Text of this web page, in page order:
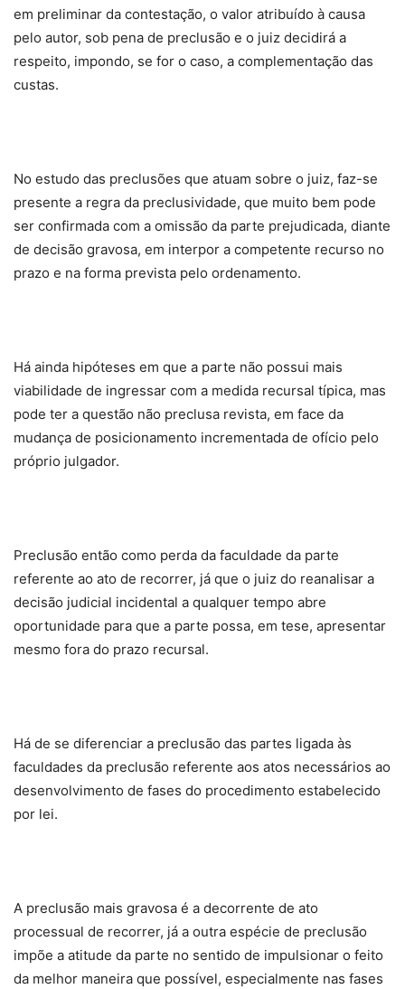
em preliminar da contestação, o valor atribuído à causa
pelo autor, sob pena de preclusão e o juiz decidirá a
respeito, impondo, se for o caso, a complementação das
custas.
No estudo das preclusões que atuam sobre o juiz, faz-se
presente a regra da preclusividade, que muito bem pode
ser confirmada com a omissão da parte prejudicada, diante
de decisão gravosa, em interpor a competente recurso no
prazo e na forma prevista pelo ordenamento.
Há ainda hipóteses em que a parte não possui mais
viabilidade de ingressar com a medida recursal típica, mas
pode ter a questão não preclusa revista, em face da
mudança de posicionamento incrementada de ofício pelo
próprio julgador.
Preclusão então como perda da faculdade da parte
referente ao ato de recorrer, já que o juiz do reanalisar a
decisão judicial incidental a qualquer tempo abre
oportunidade para que a parte possa, em tese, apresentar
mesmo fora do prazo recursal.
Há de se diferenciar a preclusão das partes ligada às
faculdades da preclusão referente aos atos necessários ao
desenvolvimento de fases do procedimento estabelecido
por lei.
A preclusão mais gravosa é a decorrente de ato
processual de recorrer, já a outra espécie de preclusão
impõe a atitude da parte no sentido de impulsionar o feito
da melhor maneira que possível, especialmente nas fases